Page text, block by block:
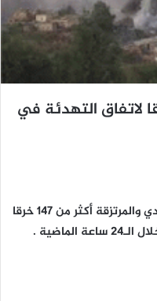
ترتكب 147 خرقا لاتفاق التهدئة في
ارتكبت قوى العدوان الأمريكي السعودي والمرتزقة أكثر من 147 خرقا
.